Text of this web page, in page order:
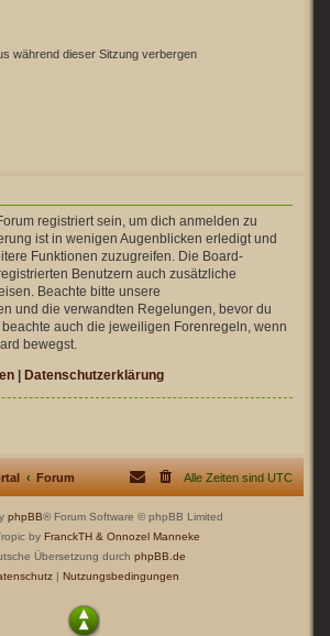
während dieser Sitzung verbergen
registriert sein, um dich anmelden zu
ist in wenigen Augenblicken erledigt und
Funktionen zuzugreifen. Die Board-
Benutzern auch zusätzliche
Beachte bitte unsere
und die verwandten Regelungen, bevor du
auch die jeweiligen Forenregeln, wenn
bewegst.
| Datenschutzerklärung
Forum Alle Zeiten sind UTC
phpBB® Forum Software © phpBB Limited
by FranckTH & Onnozel Manneke
Übersetzung durch phpBB.de
| Nutzungsbedingungen